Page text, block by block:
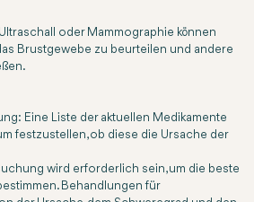
oder Mammographie können
Brustgewebe zu beurteilen und andere
Eine Liste der aktuellen Medikamente
festzustellen, ob diese die Ursache der
wird erforderlich sein, um die beste
Behandlungen für